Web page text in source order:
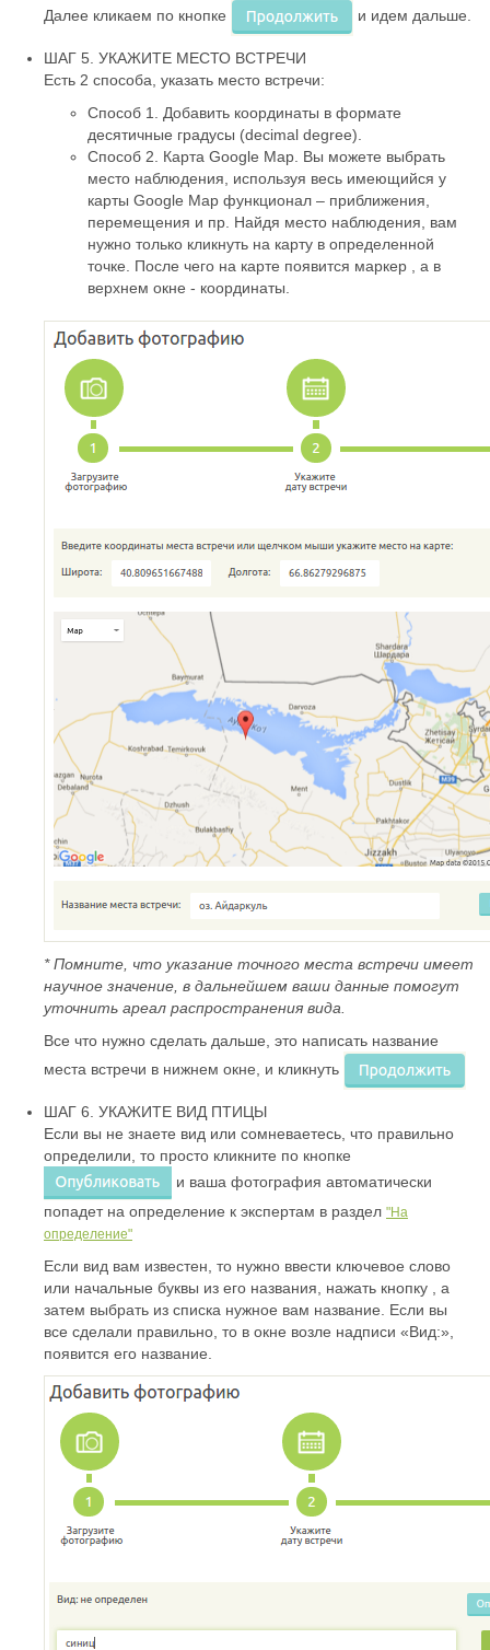
Далее кликаем по кнопке
и идем дальше.
ШАГ 5. УКАЖИТЕ МЕСТО ВСТРЕЧИ
Есть 2 способа, указать место встречи:
Способ 1. Добавить координаты в формате
десятичные градусы (decimal degree).
Способ 2. Карта Google Map. Вы можете выбрать
место наблюдения, используя весь имеющийся у
карты Google Map функционал – приближения,
перемещения и пр. Найдя место наблюдения, вам
нужно только кликнуть на карту в определенной
точке. После чего на карте появится маркер , а в
верхнем окне - координаты.
* Помните, что указание точного места встречи имеет
научное значение, в дальнейшем ваши данные помогут
уточнить ареал распространения вида.
Все что нужно сделать дальше, это написать название
места встречи в нижнем окне, и кликнуть
ШАГ 6. УКАЖИТЕ ВИД ПТИЦЫ
Если вы не знаете вид или сомневаетесь, что правильно
определили, то просто кликните по кнопке
и ваша фотография автоматически
попадет на определение к экспертам в раздел "На
определение"
Если вид вам известен, то нужно ввести ключевое слово
или начальные буквы из его названия, нажать кнопку , а
затем выбрать из списка нужное вам название. Если вы
все сделали правильно, то в окне возле надписи «Вид:»,
появится его название.